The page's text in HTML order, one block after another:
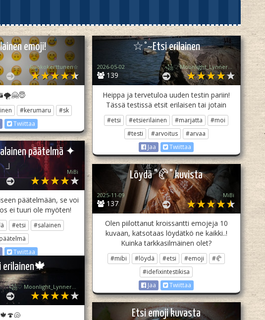
emoji!
☆Ruokokerttunen☆
#kerumaru
#sk
Twiittaa
☆°~Etsi erilainen
139
2026-05-02 ꧁♡ Moonlight_Lynner_Lover ♡꧂
Heippa ja tervetuloa uuden testin pariin!
Tässä testissä etsit erilaisen tai jotain
#etsi #etsierilainen #marjatta
#moi
#testi
#arvoitus
#arvaa
Jaa
Twiittaa
päätelmä ✦
」
MiBi
päätelmään, se voi
ei tuuri ole myöten!
#etsi
#salainen
Twiittaa
Löydä "🥐" kuvista
137
2025-11-09 MiBi
Olen piilottanut kroissantti emojeja 10
kuvaan, katsotaas löydätkö ne kaikki..!
Kuinka tarkkasilmäinen olet?
#mibi #löydä #etsi #emoji
#🥐
#idefixintestikisa
Jaa
Twiittaa
꧁♡ Moonlight_Lynner_Lover ♡꧂
🍁🍄🐚 Etsi emoji kuvasta